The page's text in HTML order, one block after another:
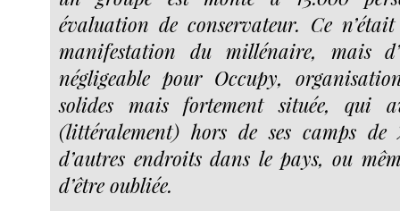
évaluation de conservateur. Ce
manifestation du millénaire, mais
négligeable pour Occupy,
solides mais fortement située, qui
(littéralement) hors de ses camps
d’autres endroits dans le pays, ou
d’être oubliée.